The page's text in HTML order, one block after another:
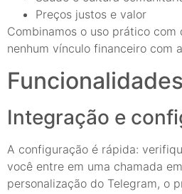
Preços justos e valor
Combinamos o uso prático
nenhum vínculo financeiro com
Integração e
A configuração é rápida:
você entre em uma chamada
personalização do Telegram, o